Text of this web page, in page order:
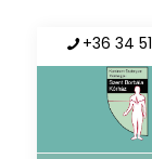
+36 34